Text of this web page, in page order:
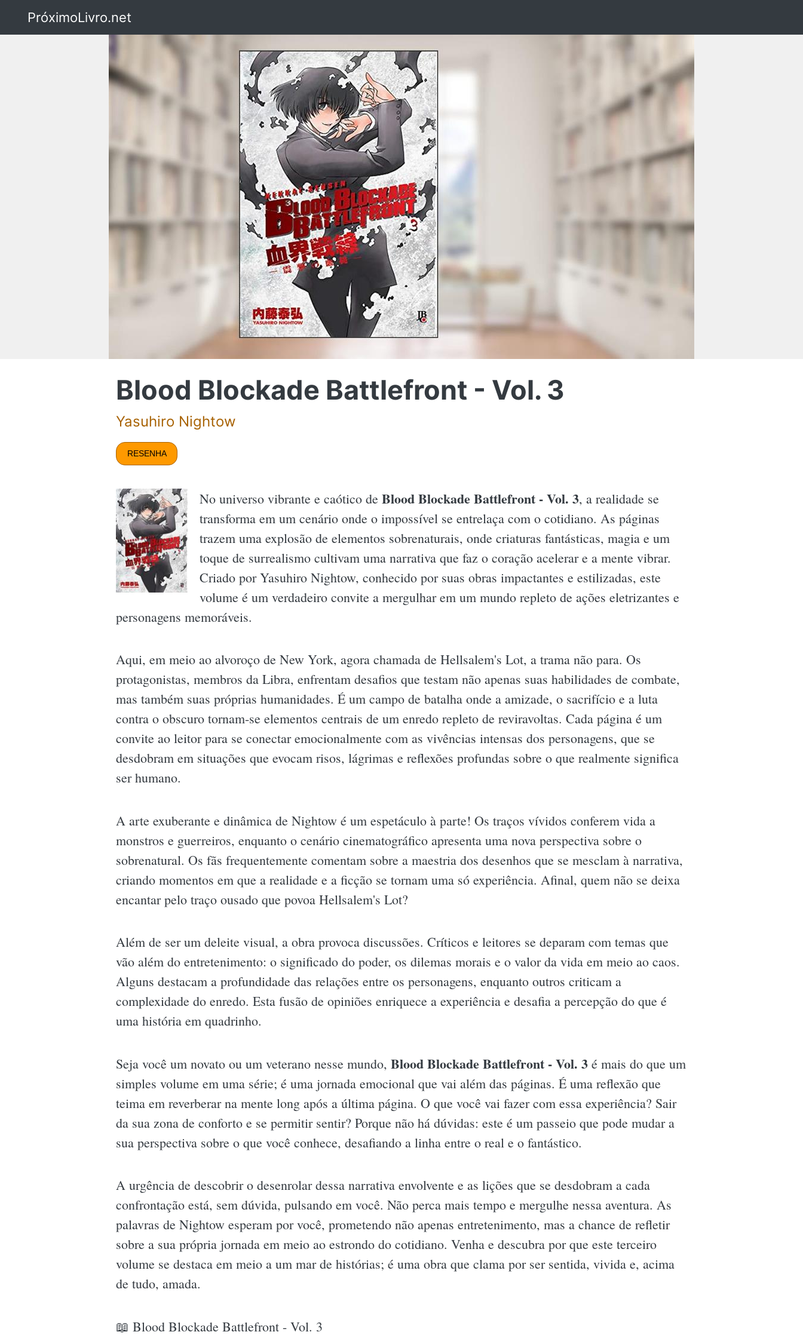
PróximoLivro.net
Blood Blockade Battlefront - Vol. 3
Yasuhiro Nightow
RESENHA
No universo vibrante e caótico de Blood Blockade Battlefront - Vol. 3, a realidade se
transforma em um cenário onde o impossível se entrelaça com o cotidiano. As páginas
trazem uma explosão de elementos sobrenaturais, onde criaturas fantásticas, magia e um
toque de surrealismo cultivam uma narrativa que faz o coração acelerar e a mente vibrar.
Criado por Yasuhiro Nightow, conhecido por suas obras impactantes e estilizadas, este
volume é um verdadeiro convite a mergulhar em um mundo repleto de ações eletrizantes e
personagens memoráveis.
Aqui, em meio ao alvoroço de New York, agora chamada de Hellsalem's Lot, a trama não para. Os
protagonistas, membros da Libra, enfrentam desafios que testam não apenas suas habilidades de combate,
mas também suas próprias humanidades. É um campo de batalha onde a amizade, o sacrifício e a luta
contra o obscuro tornam-se elementos centrais de um enredo repleto de reviravoltas. Cada página é um
convite ao leitor para se conectar emocionalmente com as vivências intensas dos personagens, que se
desdobram em situações que evocam risos, lágrimas e reflexões profundas sobre o que realmente significa
ser humano.
A arte exuberante e dinâmica de Nightow é um espetáculo à parte! Os traços vívidos conferem vida a
monstros e guerreiros, enquanto o cenário cinematográfico apresenta uma nova perspectiva sobre o
sobrenatural. Os fãs frequentemente comentam sobre a maestria dos desenhos que se mesclam à narrativa,
criando momentos em que a realidade e a ficção se tornam uma só experiência. Afinal, quem não se deixa
encantar pelo traço ousado que povoa Hellsalem's Lot?
Além de ser um deleite visual, a obra provoca discussões. Críticos e leitores se deparam com temas que
vão além do entretenimento: o significado do poder, os dilemas morais e o valor da vida em meio ao caos.
Alguns destacam a profundidade das relações entre os personagens, enquanto outros criticam a
complexidade do enredo. Esta fusão de opiniões enriquece a experiência e desafia a percepção do que é
uma história em quadrinho.
Seja você um novato ou um veterano nesse mundo, Blood Blockade Battlefront - Vol. 3 é mais do que um
simples volume em uma série; é uma jornada emocional que vai além das páginas. É uma reflexão que
teima em reverberar na mente long após a última página. O que você vai fazer com essa experiência? Sair
da sua zona de conforto e se permitir sentir? Porque não há dúvidas: este é um passeio que pode mudar a
sua perspectiva sobre o que você conhece, desafiando a linha entre o real e o fantástico.
A urgência de descobrir o desenrolar dessa narrativa envolvente e as lições que se desdobram a cada
confrontação está, sem dúvida, pulsando em você. Não perca mais tempo e mergulhe nessa aventura. As
palavras de Nightow esperam por você, prometendo não apenas entretenimento, mas a chance de refletir
sobre a sua própria jornada em meio ao estrondo do cotidiano. Venha e descubra por que este terceiro
volume se destaca em meio a um mar de histórias; é uma obra que clama por ser sentida, vivida e, acima
de tudo, amada.
📖 Blood Blockade Battlefront - Vol. 3